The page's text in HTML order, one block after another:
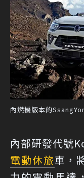
內燃機版本的
內部研發代號
電動休旅車，